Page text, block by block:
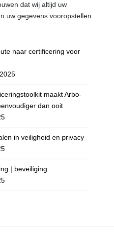
dat wij altijd uw
uw gegevens vooropstellen.
naar certificering voor
maakt Arbo-
dan ooit
in veiligheid en privacy
| beveiliging